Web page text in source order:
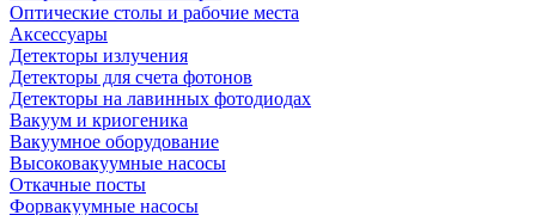
Оптические столы и рабочие места
Аксессуары
Детекторы излучения
Детекторы для счета фотонов
Детекторы на лавинных фотодиодах
Вакуум и криогеника
Вакуумное оборудование
Высоковакуумные насосы
Откачные посты
Форвакуумные насосы